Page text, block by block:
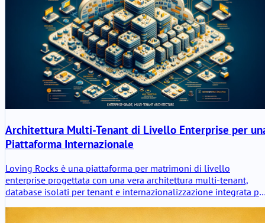
Architettura Multi-Tenant di Livello Enterprise per
Piattaforma Internazionale
Loving Rocks è una piattaforma per matrimoni di livello
enterprise progettata con una vera architettura multi-tenant,
database isolati per tenant e internazionalizzazione integrata